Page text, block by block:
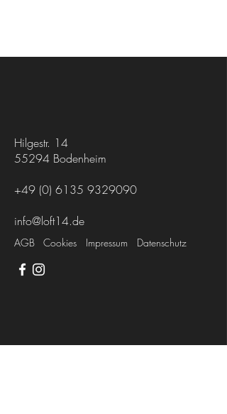
Hilgestr. 14
55294 Bodenheim
+49 (0) 6135 9329090
info@loft14.de
AGB Cookies Impressum Datenschutz